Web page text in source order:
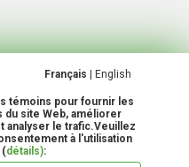
Français English
témoins pour fournir les
site Web, améliorer
analyser le trafic.Veuillez
à l'utilisation
détails):